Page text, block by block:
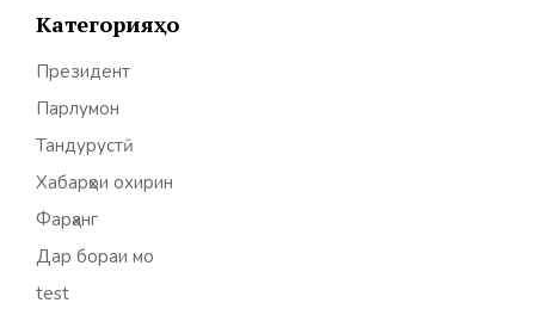
Категорияҳо
Президент
Парлумон
Тандурустӣ
Хабарҳои охирин
Фарҳанг
Дар бораи мо
test